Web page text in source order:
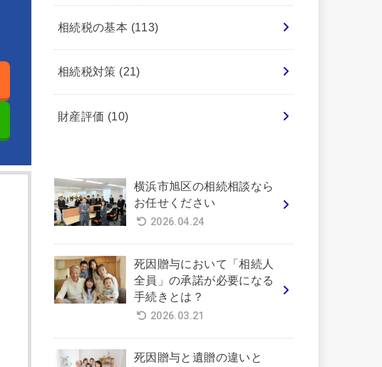
相続税の基本 (113)
相続税対策 (21)
財産評価 (10)
横浜市旭区の相続相談なら
お任せください
2026.04.24
死因贈与において「相続人
全員」の承諾が必要になる
手続きとは？
2026.03.21
死因贈与と遺贈の違いと